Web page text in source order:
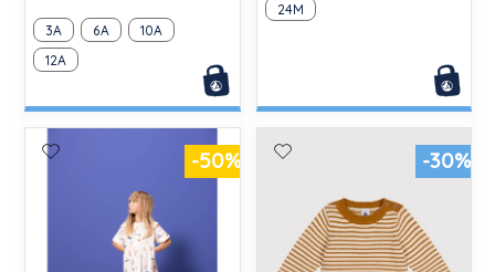
3A 6A
10A
12A
24M
-50% -30%